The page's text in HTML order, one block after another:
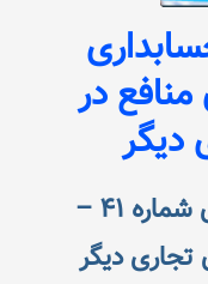
منافع در
دیگر
دانلود استاندارد حسابداری شماره 41 –
تجاری دیگر